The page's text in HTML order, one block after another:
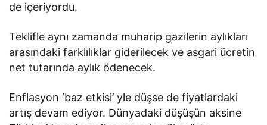
de içeriyordu.
Teklifle aynı zamanda muharip gazilerin aylıkları
arasındaki farklılıklar giderilecek ve asgari ücretin
net tutarında aylık ödenecek.
Enflasyon ‘baz etkisi’ yle düşse de fiyatlardaki
artış devam ediyor. Dünyadaki düşüşün aksine